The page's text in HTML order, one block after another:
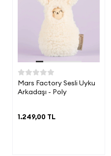
Mars Factory Sesli Uyku
Arkadaşı - Poly
1.249,00 TL